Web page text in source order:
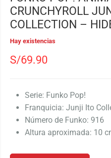
CRUNCHYROLL
COLLECTION –
Hay existencias
S/69.90
Serie: Funko Pop!
Franquicia: Junji Ito
Número de Funko: 916
Altura aproximada: 10